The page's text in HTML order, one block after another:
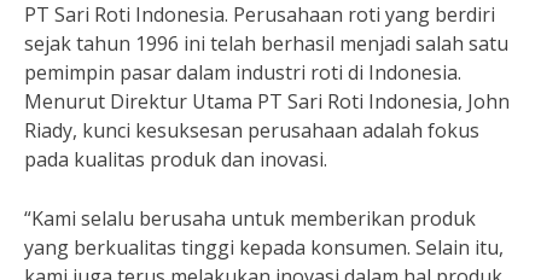
PT Sari Roti Indonesia. Perusahaan roti yang berdiri
sejak tahun 1996 ini telah berhasil menjadi salah satu
pemimpin pasar dalam industri roti di Indonesia.
Menurut Direktur Utama PT Sari Roti Indonesia, John
Riady, kunci kesuksesan perusahaan adalah fokus
pada kualitas produk dan inovasi.
“Kami selalu berusaha untuk memberikan produk
yang berkualitas tinggi kepada konsumen. Selain itu,